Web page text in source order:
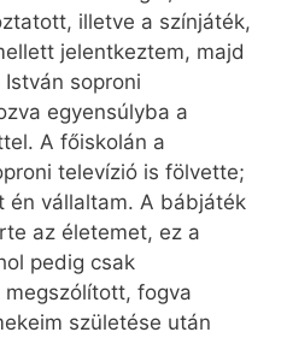
illetve a színjáték,
jelentkeztem, majd
soproni
egyensúlyba a
A főiskolán a
televízió is fölvette;
én vállaltam. A bábjáték
az életemet, ez a
pedig csak
fogva
születése után